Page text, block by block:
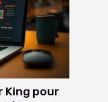
King pour